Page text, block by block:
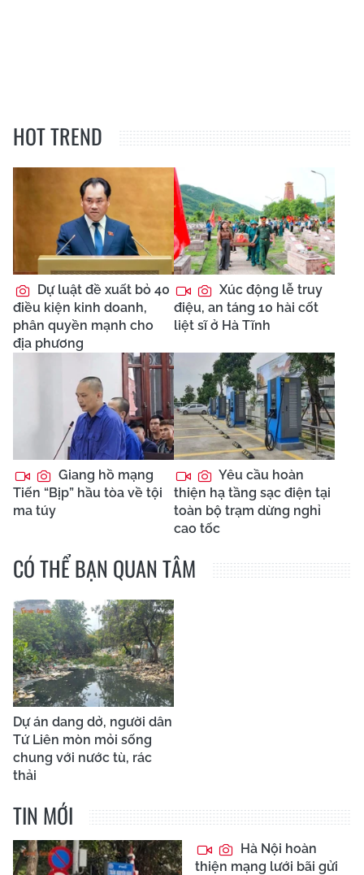
HOT TREND
Dự luật đề xuất bỏ 40
điều kiện kinh doanh,
phân quyền mạnh cho
địa phương
Xúc động lễ truy
điệu, an táng 10 hài cốt
liệt sĩ ở Hà Tĩnh
Giang hồ mạng
Tiến “Bịp” hầu tòa về tội
ma túy
Yêu cầu hoàn
thiện hạ tầng sạc điện tại
toàn bộ trạm dừng nghỉ
cao tốc
CÓ THỂ BẠN QUAN TÂM
Dự án dang dở, người dân
Tứ Liên mòn mỏi sống
chung với nước tù, rác
thải
TIN MỚI
Hà Nội hoàn
thiện mạng lưới bãi gửi